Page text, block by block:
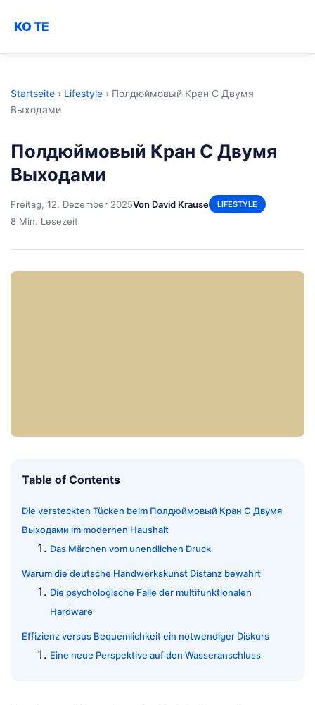
KO TE
Startseite › Lifestyle › Полдюймовый Кран С Двумя
Выходами
Полдюймовый Кран С Двумя
Выходами
Freitag, 12. Dezember 2025Von David Krause LIFESTYLE
8 Min. Lesezeit
Table of Contents
Die versteckten Tücken beim Полдюймовый Кран С Двумя
Выходами im modernen Haushalt
Das Märchen vom unendlichen Druck
Warum die deutsche Handwerkskunst Distanz bewahrt
Die psychologische Falle der multifunktionalen
Hardware
Effizienz versus Bequemlichkeit ein notwendiger Diskurs
Eine neue Perspektive auf den Wasseranschluss